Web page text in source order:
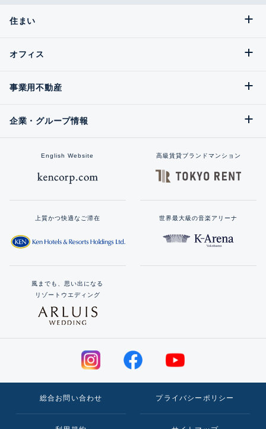
住まい
オフィス
事業用不動産
企業・グループ情報
English Website 高級賃貸ブランドマンション
上質かつ快適なご滞在 世界最大級の音楽アリーナ
風までも、思い出になる
リゾートウエディング
総合お問い合わせ プライバシーポリシー